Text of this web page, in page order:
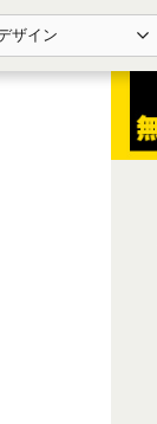
ザイン